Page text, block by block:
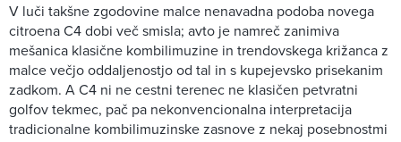
V luči takšne zgodovine malce nenavadna podoba novega
citroena C4 dobi več smisla; avto je namreč zanimiva
mešanica klasične kombilimuzine in trendovskega križanca z
malce večjo oddaljenostjo od tal in s kupejevsko prisekanim
zadkom. A C4 ni ne cestni terenec ne klasičen petvratni
golfov tekmec, pač pa nekonvencionalna interpretacija
tradicionalne kombilimuzinske zasnove z nekaj posebnostmi